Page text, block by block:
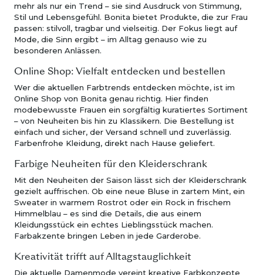
mehr als nur ein Trend – sie sind Ausdruck von Stimmung,
Stil und Lebensgefühl. Bonita bietet Produkte, die zur Frau
passen: stilvoll, tragbar und vielseitig. Der Fokus liegt auf
Mode, die Sinn ergibt – im Alltag genauso wie zu
besonderen Anlässen.
Online Shop: Vielfalt entdecken und bestellen
Wer die aktuellen Farbtrends entdecken möchte, ist im
Online Shop von Bonita genau richtig. Hier finden
modebewusste Frauen ein sorgfältig kuratiertes Sortiment
– von Neuheiten bis hin zu Klassikern. Die Bestellung ist
einfach und sicher, der Versand schnell und zuverlässig.
Farbenfrohe Kleidung, direkt nach Hause geliefert.
Farbige Neuheiten für den Kleiderschrank
Mit den Neuheiten der Saison lässt sich der Kleiderschrank
gezielt auffrischen. Ob eine neue Bluse in zartem Mint, ein
Sweater in warmem Rostrot oder ein Rock in frischem
Himmelblau – es sind die Details, die aus einem
Kleidungsstück ein echtes Lieblingsstück machen.
Farbakzente bringen Leben in jede Garderobe.
Kreativität trifft auf Alltagstauglichkeit
Die aktuelle Damenmode vereint kreative Farbkonzepte